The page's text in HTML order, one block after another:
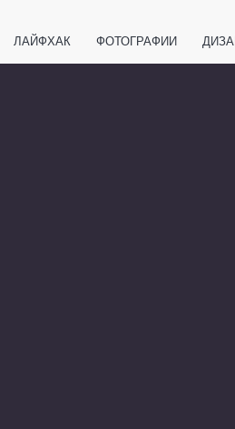
ЛАЙФХАК ФОТОГРАФИИ